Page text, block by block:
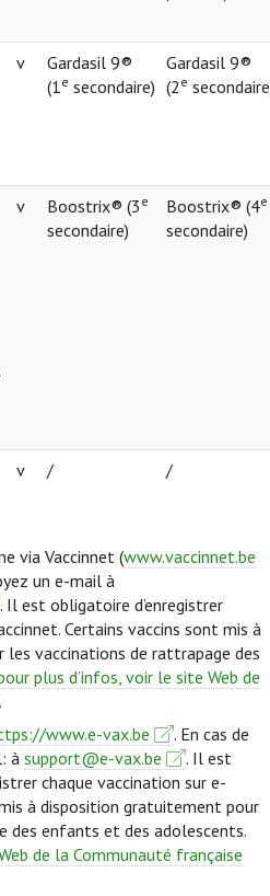
v
Gardasil 9®
(1e secondaire)
Gardasil 9®
(2 e
v Boostrix® (3 e
secondaire)
Boostrix® (4e
secondaire)
v / /
via Vaccinnet (www.vaccinnet.be
un e-mail à
. Il est obligatoire d’enregistrer
Certains vaccins sont mis à
vaccinations de rattrapage des
plus d’infos, voir le site Web de
.
www.e-vax.be
. En cas de
à support@e-vax.be
. Il est
chaque vaccination sur e-
à disposition gratuitement pour
des enfants et des adolescents.
de la Communauté française